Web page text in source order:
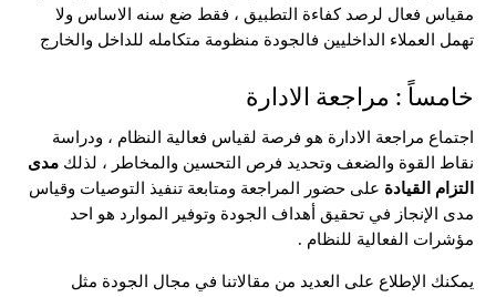
مقياس فعال لرصد كفاءة التطبيق ، فقط ضع سنه الاساس ولا
تهمل العملاء الداخليين فالجودة منظومة متكامله للداخل والخارج
خامساً : مراجعة الادارة
اجتماع مراجعة الادارة هو فرصة لقياس فعالية النظام ، ودراسة
نقاط القوة والضعف وتحديد فرص التحسين والمخاطر ، لذلك مدى
التزام القيادة على حضور المراجعة ومتابعة تنفيذ التوصيات وقياس
مدى الإنجاز في تحقيق أهداف الجودة وتوفير الموارد هو احد
مؤشرات الفعالية للنظام .
يمكنك الإطلاع على العديد من مقالاتنا في مجال الجودة مثل